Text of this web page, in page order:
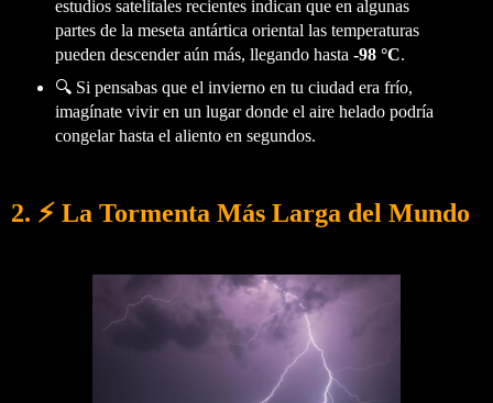
estudios satelitales recientes indican que en algunas
partes de la meseta antártica oriental las temperaturas
pueden descender aún más, llegando hasta -98 °C.
🔍 Si pensabas que el invierno en tu ciudad era frío,
imagínate vivir en un lugar donde el aire helado podría
congelar hasta el aliento en segundos.
2. ⚡ La Tormenta Más Larga del Mundo